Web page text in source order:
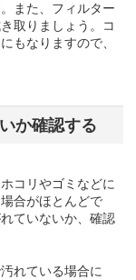
また、フィルター
取りましょう。コ
もなりますので、
か確認する
コリやゴミなどに
合がほとんどで
ていないか、確認
れている場合に